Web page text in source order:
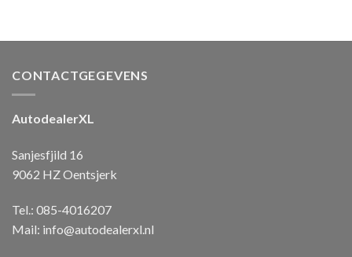
CONTACTGEGEVENS
AutodealerXL
Sanjesfjild 16
9062 HZ Oentsjerk
Tel.: 085-4016207
Mail: info@autodealerxl.nl